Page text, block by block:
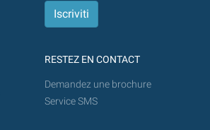
RESTEZ EN CONTACT
Demandez une brochure
Service SMS